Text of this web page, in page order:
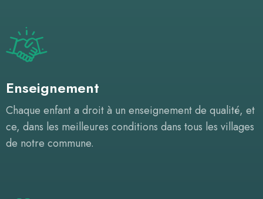
Enseignement
Chaque enfant a droit à un enseignement de qualité, et
ce, dans les meilleures conditions dans tous les villages
de notre commune.